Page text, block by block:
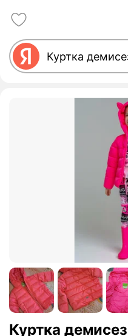
Куртка